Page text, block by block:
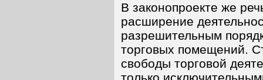
В законопроекте же
расширение
разрешительным
торговых помещений.
свободы торговой